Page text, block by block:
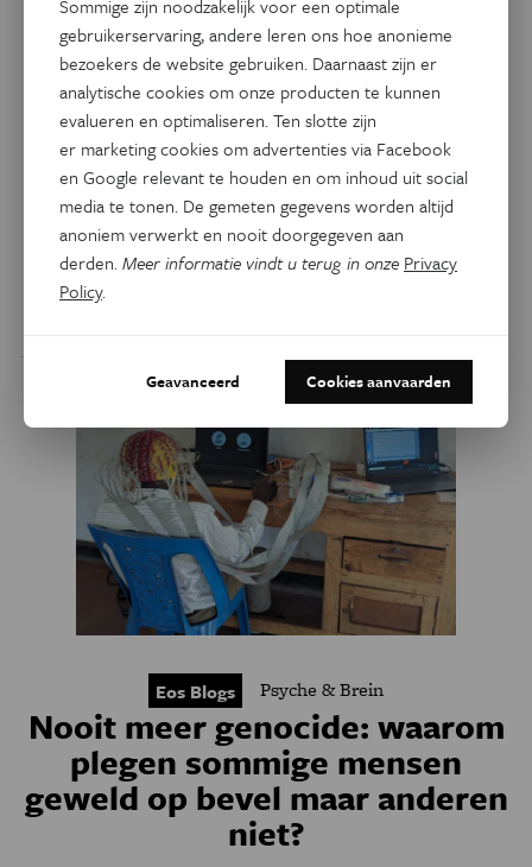
Psyche & Brein
Johan Cruijff had gelijk: zo
werkt het voetbalbrein
Het WK voetbal is begonnen en je moet er eens op letten:
de beste spelers lijken wel vooruit te kunnen kijken in tijd
en ruimte. Studies tonen aan dat hersenen van voetballers
anders functioneren dan die van andere mensen. 'Het
voetbalbrein is écht en meetbaar.'
Eos Blogs Psyche & Brein
Nooit meer genocide: waarom
plegen sommige mensen
geweld op bevel maar anderen
niet?
Sommige zijn noodzakelijk voor een optimale
gebruikerservaring, andere leren ons hoe anonieme
bezoekers de website gebruiken. Daarnaast zijn er
analytische cookies om onze producten te kunnen
evalueren en optimaliseren. Ten slotte zijn
er marketing cookies om advertenties via Facebook
en Google relevant te houden en om inhoud uit social
media te tonen. De gemeten gegevens worden altijd
anoniem verwerkt en nooit doorgegeven aan
derden.Meer informatie vindt u terug in onze Privacy
Policy.
Geavanceerd Cookies aanvaarden